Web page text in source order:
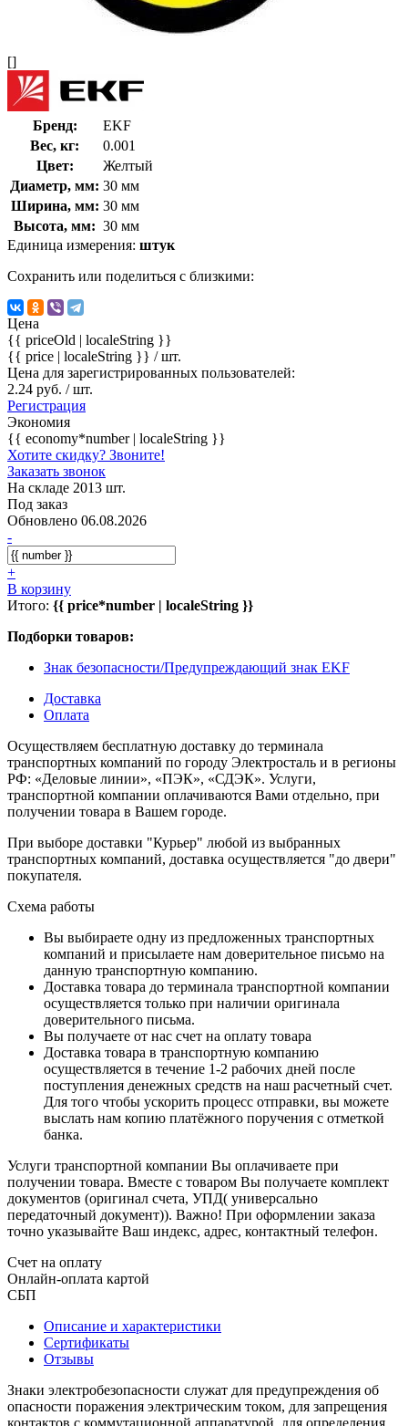
[]
Бренд:
EKF
Вес, кг:
0.001
Цвет:
Желтый
Диаметр, мм: 30 мм
Ширина, мм: 30 мм
Высота, мм: 30 мм
Единица измерения: штук
Сохранить или поделиться с близкими:
Цена
{{ priceOld | localeString }}
{{ price | localeString }} / шт.
Цена для зарегистрированных пользователей:
2.24 руб. / шт.
Регистрация
Экономия
{{ economy*number | localeString }}
Хотите скидку? Звоните!
Заказать звонок
На складе 2013 шт.
Под заказ
Обновлено 06.08.2026
-
+
В корзину
Итого: {{ price*number | localeString }}
Подборки товаров:
Знак безопасности/Предупреждающий знак EKF
Доставка
Оплата
Осуществляем бесплатную доставку до терминала
транспортных компаний по городу Электросталь и в регионы
РФ: «Деловые линии», «ПЭК», «СДЭК». Услуги,
транспортной компании оплачиваются Вами отдельно, при
получении товара в Вашем городе.
При выборе доставки "Курьер" любой из выбранных
транспортных компаний, доставка осуществляется "до двери"
покупателя.
Схема работы
Вы выбираете одну из предложенных транспортных
компаний и присылаете нам доверительное письмо на
данную транспортную компанию.
Доставка товара до терминала транспортной компании
осуществляется только при наличии оригинала
доверительного письма.
Вы получаете от нас счет на оплату товара
Доставка товара в транспортную компанию
осуществляется в течение 1-2 рабочих дней после
поступления денежных средств на наш расчетный счет.
Для того чтобы ускорить процесс отправки, вы можете
выслать нам копию платёжного поручения с отметкой
банка.
Услуги транспортной компании Вы оплачиваете при
получении товара. Вместе с товаром Вы получаете комплект
документов (оригинал счета, УПД( универсально
передаточный документ)). Важно! При оформлении заказа
точно указывайте Ваш индекс, адрес, контактный телефон.
Счет на оплату
Онлайн-оплата картой
СБП
Описание и характеристики
Сертификаты
Отзывы
Знаки электробезопасности служат для предупреждения об
опасности поражения электрическим током, для запрещения
контактов с коммутационной аппаратурой, для определения